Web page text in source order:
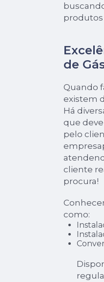
produtos
de
Quando
existem
Há
que
pelo
cliente
procura!
como: